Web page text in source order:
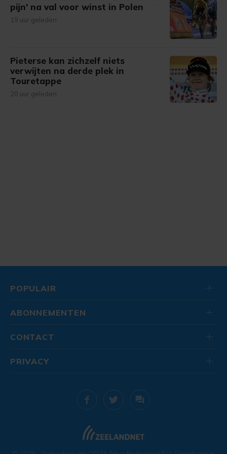
pijn' na val voor winst in Polen
19 uur geleden
Pieterse kan zichzelf niets
verwijten na derde plek in
Touretappe
20 uur geleden
POPULAIR
ABONNEMENTEN
CONTACT
PRIVACY